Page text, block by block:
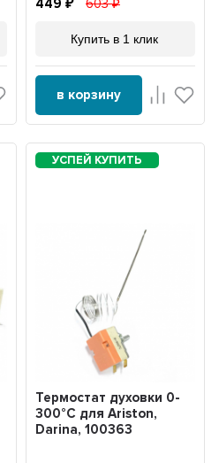
449 603
Купить в 1 клик
в корзину
Термостат духовки 0-
300°С для Ariston,
Darina, 100363